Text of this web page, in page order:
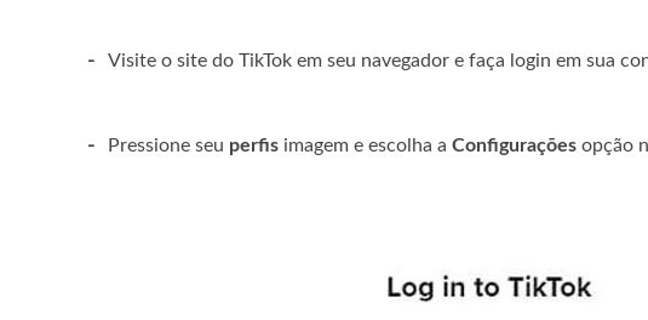
- Visite o site do TikTok em seu navegador e faça login em sua
- Pressione seu perfis imagem e escolha a Configurações opção